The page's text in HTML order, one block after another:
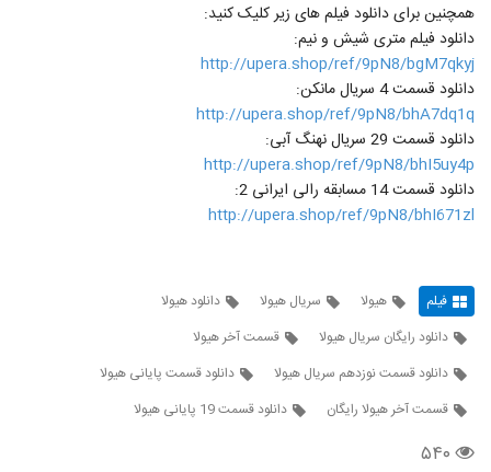
همچنین برای دانلود فیلم های زیر کلیک کنید:
دانلود فیلم متری شیش و نیم:
http://upera.shop/ref/9pN8/bgM7qkyj
دانلود قسمت 4 سریال مانکن:
http://upera.shop/ref/9pN8/bhA7dq1q
دانلود قسمت 29 سریال نهنگ آبی:
http://upera.shop/ref/9pN8/bhI5uy4p
دانلود قسمت 14 مسابقه رالی ایرانی 2:
http://upera.shop/ref/9pN8/bhI671zl
فیلم هیولا سریال هیولا
دانلود هیولا
دانلود رایگان سریال هیولا
قسمت آخر هیولا
دانلود قسمت نوزدهم سریال هیولا
دانلود قسمت پایانی هیولا
قسمت آخر هیولا رایگان
دانلود قسمت 19 پایانی هیولا
۵۴۰